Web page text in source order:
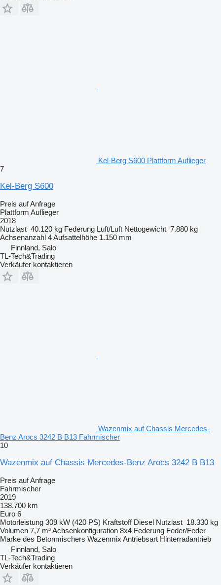
Kel-Berg S600 Plattform Auflieger
7
Kel-Berg S600
Preis auf Anfrage
Plattform Auflieger
2018
Nutzlast 40.120 kg Federung Luft/Luft Nettogewicht 7.880 kg
Achsenanzahl 4Aufsattelhöhe 1.150 mm
Finnland, Salo
TL-Tech&Trading
Verkäufer kontaktieren
Wazenmix auf Chassis Mercedes-
Benz Arocs 3242 B B13 Fahrmischer
10
Wazenmix auf Chassis Mercedes-Benz Arocs 3242 B B13
Preis auf Anfrage
Fahrmischer
2019
138.700 km
Euro 6
Motorleistung 309 kW (420 PS) Kraftstoff Diesel Nutzlast 18.330 kg
Volumen 7,7 m³Achsenkonfiguration 8x4 Federung Feder/Feder
Marke des Betonmischers Wazenmix Antriebsart Hinterradantrieb
Finnland, Salo
TL-Tech&Trading
Verkäufer kontaktieren